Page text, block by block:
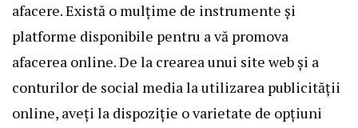
afacere. Există o mulțime de instrumente și
platforme disponibile pentru a vă promova
afacerea online. De la crearea unui site web și a
conturilor de social media la utilizarea publicității
online, aveți la dispoziție o varietate de opțiuni